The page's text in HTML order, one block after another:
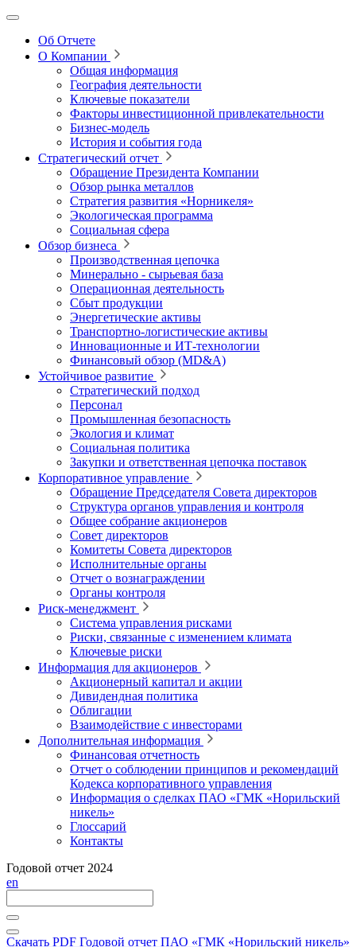
Об Отчете
О Компании
Общая информация
География деятельности
Ключевые показатели
Факторы инвестиционной привлекательности
Бизнес-модель
История и события года
Стратегический отчет
Обращение Президента Компании
Обзор рынка металлов
Стратегия развития «Норникеля»
Экологическая программа
Социальная сфера
Обзор бизнеса
Производственная цепочка
Минерально ‑ сырьевая база
Операционная деятельность
Сбыт продукции
Энергетические активы
Транспортно-логистические активы
Инновационные и ИТ‑технологии
Финансовый обзор (MD&A)
Устойчивое развитие
Стратегический подход
Персонал
Промышленная безопасность
Экология и климат
Социальная политика
Закупки и ответственная цепочка поставок
Корпоративное управление
Обращение Председателя Совета директоров
Структура органов управления и контроля
Общее собрание акционеров
Совет директоров
Комитеты Совета директоров
Исполнительные органы
Отчет о вознаграждении
Органы контроля
Риск-менеджмент
Система управления рисками
Риски, связанные с изменением климата
Ключевые риски
Информация для акционеров
Акционерный капитал и акции
Дивидендная политика
Облигации
Взаимодействие с инвесторами
Дополнительная информация
Финансовая отчетность
Отчет о соблюдении принципов и рекомендаций
Кодекса корпоративного управления
Информация о сделках ПАО «ГМК «Норильский
никель»
Глоссарий
Контакты
Годовой отчет 2024
en
Скачать PDF Годовой отчет ПАО «ГМК «Норильский никель»